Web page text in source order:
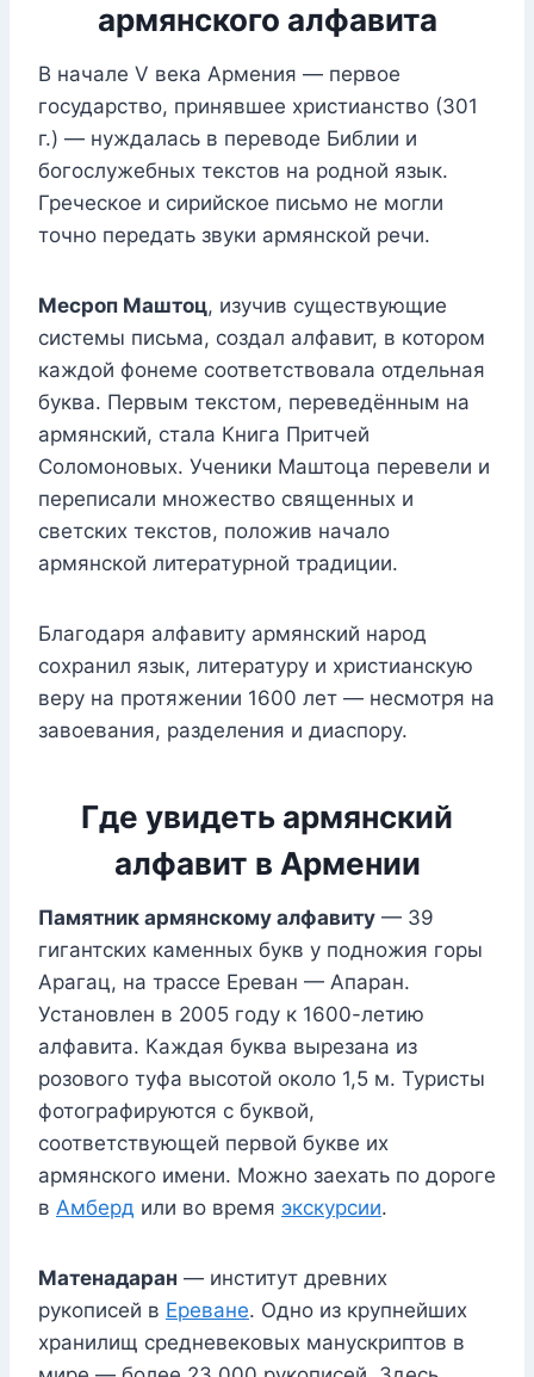
армянского алфавита
В начале V века Армения — первое
государство, принявшее христианство (301
г.) — нуждалась в переводе Библии и
богослужебных текстов на родной язык.
Греческое и сирийское письмо не могли
точно передать звуки армянской речи.
Месроп Маштоц, изучив существующие
системы письма, создал алфавит, в котором
каждой фонеме соответствовала отдельная
буква. Первым текстом, переведённым на
армянский, стала Книга Притчей
Соломоновых. Ученики Маштоца перевели и
переписали множество священных и
светских текстов, положив начало
армянской литературной традиции.
Благодаря алфавиту армянский народ
сохранил язык, литературу и христианскую
веру на протяжении 1600 лет — несмотря на
завоевания, разделения и диаспору.
Где увидеть армянский
алфавит в Армении
Памятник армянскому алфавиту — 39
гигантских каменных букв у подножия горы
Арагац, на трассе Ереван — Апаран.
Установлен в 2005 году к 1600-летию
алфавита. Каждая буква вырезана из
розового туфа высотой около 1,5 м. Туристы
фотографируются с буквой,
соответствующей первой букве их
армянского имени. Можно заехать по дороге
в Амберд или во время экскурсии.
Матенадаран — институт древних
рукописей в Ереване. Одно из крупнейших
хранилищ средневековых манускриптов в